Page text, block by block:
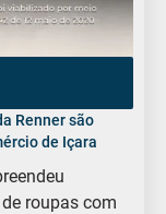
Renner são
de Içara
roupas com